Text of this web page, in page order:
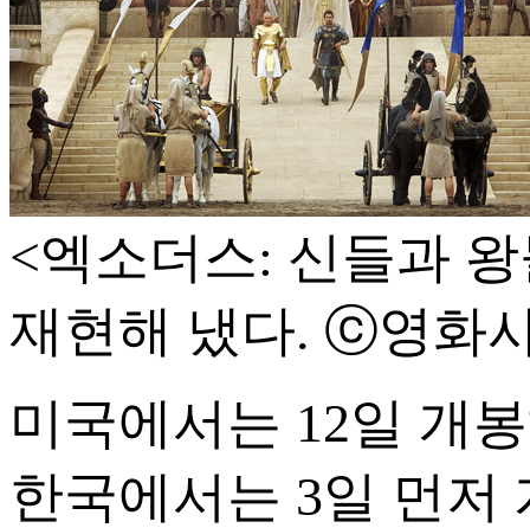
<엑소더스: 신들과
재현해 냈다. ⓒ영화
미국에서는 12일 개
한국에서는 3일 먼저